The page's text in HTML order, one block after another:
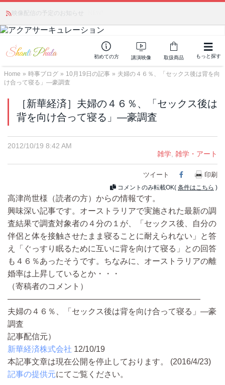
映像配信の予定のお知らせ
かつて愛されていた人気商品が復活！夏場に活躍するジェルクリーム「アク
アサーキュレーション」💖🏖️ 8月末までの購入でポイント還元も✨
初めての方 講演映像 取扱商品 もっと探す
Home » 時事ブログ » 10月19日の記事 » 夫婦の４６％、「セックス後は背を向
け合って寝る」―豪調査
［新華経済］夫婦の４６％、「セックス後は
背を向け合って寝る」―豪調査
2012/10/19 8:42 AM
雑学 雑学・アート
ツイート Facebook
印刷
コメントのみ転載OK( 条件はこちら )
高津尚世様（読者の方）からの情報です。
興味深い記事です。オーストラリアで実施された最新の調
査結果で調査対象者の４分の１が、「セックス後、自分の
伴侶と体を接触させたまま寝ることに耐えられない」と答
え「ぐっすり眠るために互いに背を向けて寝る」との回答
も４６％あったそうです。ちなみに、オーストラリアの離
婚率は上昇しているとか・・・
（寄稿者のコメント）
————————————————————————
夫婦の４６％、「セックス後は背を向け合って寝る」―豪
調査
記事配信元）
新華経済株式会社 12/10/19
本記事文章は現在公開を停止しております。 (2016/4/23)
記事の提供元にてご覧ください。